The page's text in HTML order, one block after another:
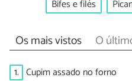
Bifes e filés
Os mais vistos O
1. Cupim assado no forno